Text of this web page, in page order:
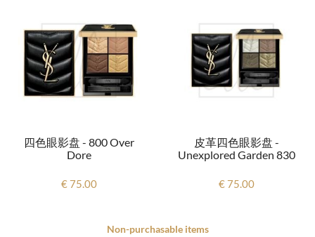
四色眼影盘 - 800 Over
Dore
€ 75.00
皮革四色眼影盘 -
Unexplored Garden 830
€ 75.00
Non-purchasable items